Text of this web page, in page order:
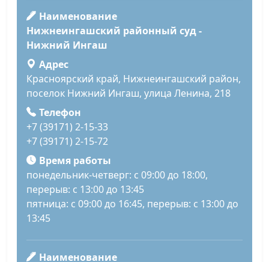
Наименование
Нижнеингашский районный суд -
Нижний Ингаш
Адрес
Красноярский край, Нижнеингашский район,
поселок Нижний Ингаш, улица Ленина, 218
Телефон
+7 (39171) 2-15-33
+7 (39171) 2-15-72
Время работы
понедельник-четверг: с 09:00 до 18:00,
перерыв: с 13:00 до 13:45
пятница: с 09:00 до 16:45, перерыв: с 13:00 до
13:45
Наименование